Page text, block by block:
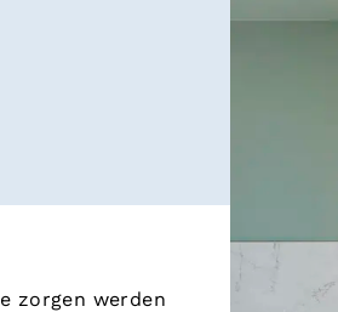
zorgen werden